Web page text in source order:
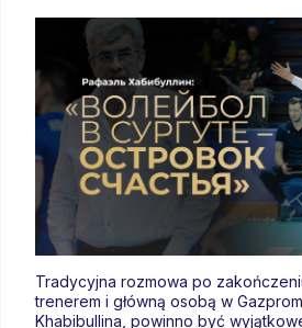
Tradycyjna rozmowa po
trenerem i główną osobą w
Khabibullina, powinno być